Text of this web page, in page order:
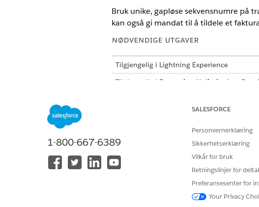
Bruk unike, gapløse sekvensnumre på
kan også gi mandat til å tildele et
NØDVENDIGE UTGAVER
Tilgjengelig i Lightning Experience
Tilgjengelig i Enterprise Unlimited
For å aktivere faktureringsfunksjoner:
Innstillinger for sekvensiell
Slå på Sekvensiell nummerering.
Gå tilbake til siden
Hvis du vil forsikre deg om at hver
fakturaer som er lagt inn.
1-800-667-6389
SALESFORCE
Personvernerklæring
Sikkerhetserklæring
Vilkår for bruk
Retningslinjer for
Preferansesenter for
Your Privacy